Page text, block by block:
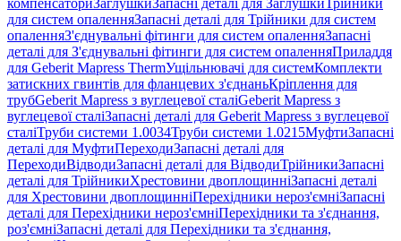
компенсаториЗаглушкиЗапасні деталі для ЗаглушкиТрійники
для систем опаленняЗапасні деталі для Трійники для систем
опаленняЗ'єднувальні фітинги для систем опаленняЗапасні
деталі для З'єднувальні фітинги для систем опаленняПриладдя
для Geberit Mapress ThermУщільнювачі для системКомплекти
затискних гвинтів для фланцевих з'єднаньКріплення для
трубGeberit Mapress з вуглецевої сталіGeberit Mapress з
вуглецевої сталіЗапасні деталі для Geberit Mapress з вуглецевої
сталіТруби системи 1.0034Труби системи 1.0215МуфтиЗапасні
деталі для МуфтиПереходиЗапасні деталі для
ПереходиВідводиЗапасні деталі для ВідводиТрійникиЗапасні
деталі для ТрійникиХрестовини двоплощинніЗапасні деталі
для Хрестовини двоплощинніПерехідники нероз'ємніЗапасні
деталі для Перехідники нероз'ємніПерехідники та з'єднання,
роз'ємніЗапасні деталі для Перехідники та з'єднання,